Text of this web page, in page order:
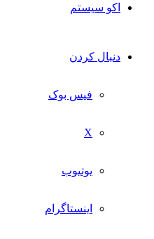
اکو سیستم
دنبال کردن
فیس بوک
X
یوتیوب
اینستاگرام